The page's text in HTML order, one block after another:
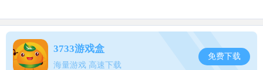
3733游戏盒
海量游戏 高速下载
免费下载